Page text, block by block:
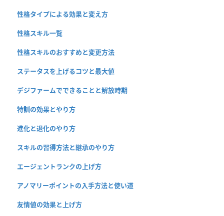
性格タイプによる効果と変え方
性格スキル一覧
性格スキルのおすすめと変更方法
ステータスを上げるコツと最大値
デジファームでできることと解放時期
特訓の効果とやり方
進化と退化のやり方
スキルの習得方法と継承のやり方
エージェントランクの上げ方
アノマリーポイントの入手方法と使い道
友情値の効果と上げ方